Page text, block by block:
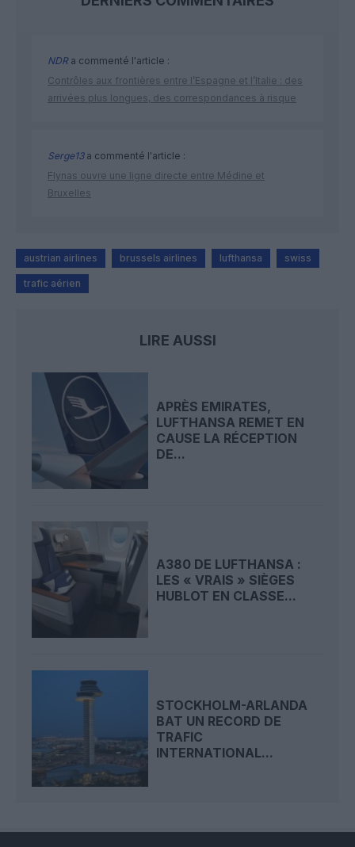
NDRa commenté l'article :
Contrôles aux frontières entre l’Espagne et l’Italie : des
arrivées plus longues, des correspondances à risque
Serge13a commenté l'article :
Flynas ouvre une ligne directe entre Médine et
Bruxelles
austrian airlines brussels airlines lufthansa swiss
trafic aérien
LIRE AUSSI
APRÈS EMIRATES,
LUFTHANSA REMET EN
CAUSE LA RÉCEPTION
DE...
A380 DE LUFTHANSA :
LES « VRAIS » SIÈGES
HUBLOT EN CLASSE...
STOCKHOLM-ARLANDA
BAT UN RECORD DE
TRAFIC
INTERNATIONAL...